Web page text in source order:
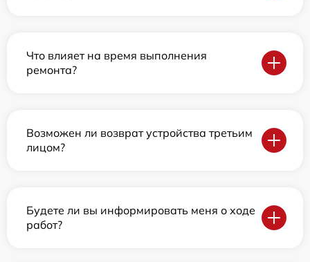
Что влияет на время выполнения
ремонта?
Возможен ли возврат устройства третьим
лицом?
Будете ли вы информировать меня о ходе
работ?